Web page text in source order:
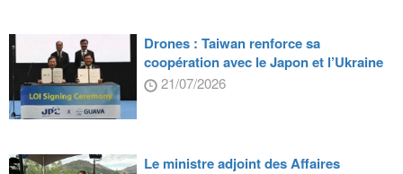
Drones : Taiwan renforce sa
coopération avec le Japon et l’Ukraine
21/07/2026
Le ministre adjoint des Affaires